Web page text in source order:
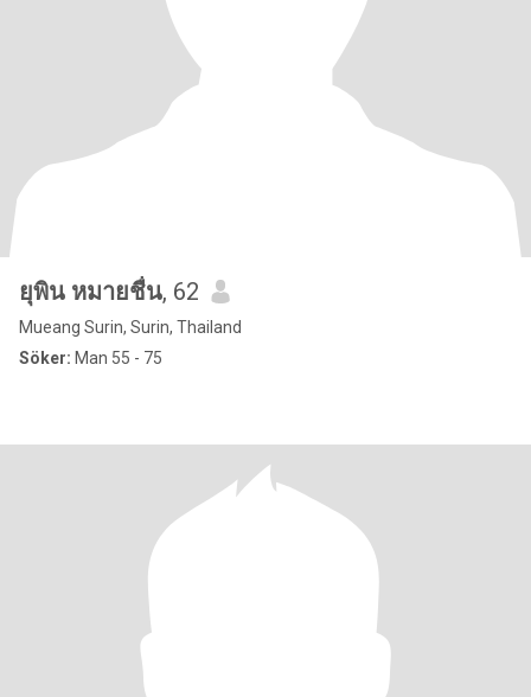
ยุพิน หมายชื่น, 62
Mueang Surin, Surin, Thailand
Söker: Man 55 - 75